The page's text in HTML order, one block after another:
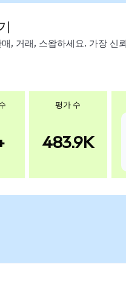
, 거래, 스왑하세요. 가장 신
평가 수
483.9K